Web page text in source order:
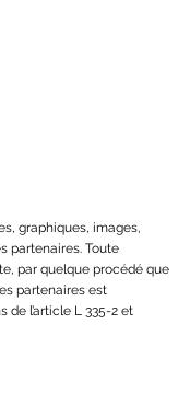
graphiques, images,
partenaires. Toute
par quelque procédé que
partenaires est
l’article L 335-2 et